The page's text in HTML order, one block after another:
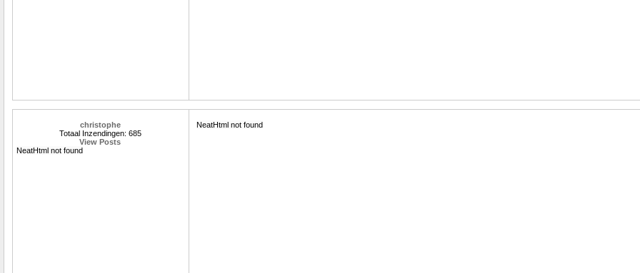
christophe
Totaal Inzendingen: 685
View Posts
NeatHtml not found
NeatHtml not found